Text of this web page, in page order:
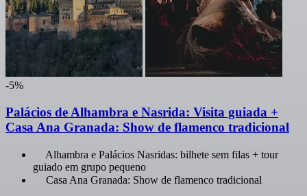
-5%
Palácios de Alhambra e Nasrida: Visita guiada +
Casa Ana Granada: Show de flamenco tradicional
Alhambra e Palácios Nasridas: bilhete sem filas + tour
guiado em grupo pequeno
Casa Ana Granada: Show de flamenco tradicional